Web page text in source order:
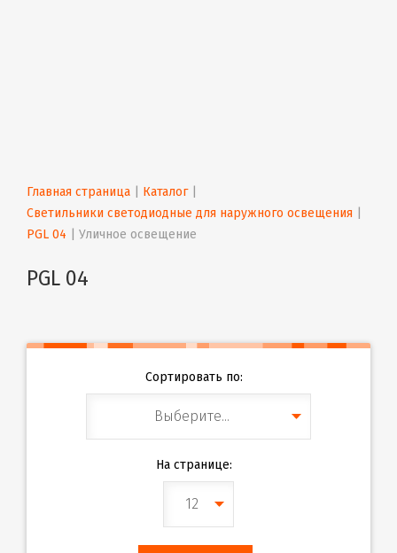
Главная страница Каталог |
Светильники светодиодные для наружного освещения
PGL 04
Уличное освещение
PGL 04
Сортировать по:
Выберите...
На странице:
12